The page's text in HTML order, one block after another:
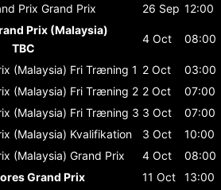
Prix Grand Prix 26 Sep 12:00
Prix (Malaysia)
TBC
4 Oct 08:00
(Malaysia) Fri Træning 1 2 Oct
03:00
(Malaysia) Fri Træning 2 2 Oct
07:00
(Malaysia) Fri Træning 3 3 Oct
07:00
(Malaysia) Kvalifikation 3 Oct
10:00
(Malaysia) Grand Prix 4 Oct
08:00
Grand Prix
11 Oct
13:00